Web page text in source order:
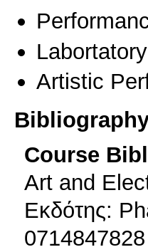
Artistic
Course
Art and
Εκδότης: